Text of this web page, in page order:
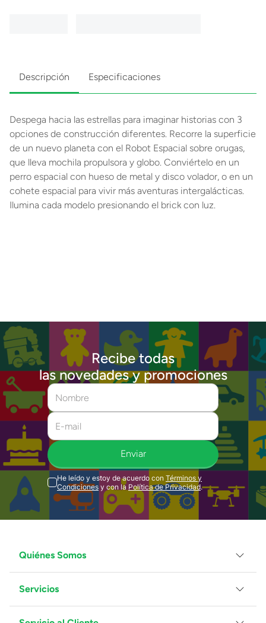
Descripción Especificaciones
Despega hacia las estrellas para imaginar historias con 3
opciones de construcción diferentes. Recorre la superficie
de un nuevo planeta con el Robot Espacial sobre orugas,
que lleva mochila propulsora y globo. Conviértelo en un
perro espacial con hueso de metal y disco volador, o en un
cohete espacial para vivir más aventuras intergalácticas.
Ilumina cada modelo presionando el brick con luz.
Recibe todas
las novedades y promociones
Enviar
He leído y estoy de acuerdo con Términos y
Condiciones y con la Política de Privacidad.
Quiénes Somos
Grupo Juguetron
Localiza tu tienda
Blog
Servicios